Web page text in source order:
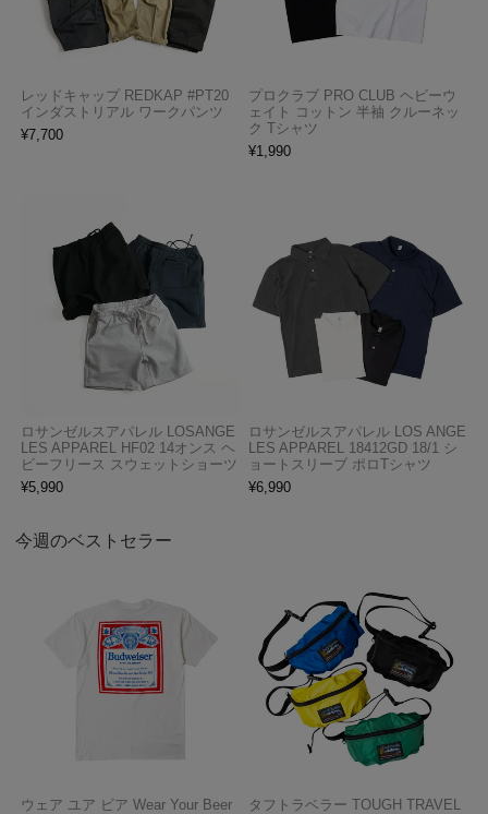
レッドキャップ REDKAP #PT20
インダストリアル ワークパンツ
¥7,700
プロクラブ PRO CLUB ヘビーウ
ェイト コットン 半袖 クルーネッ
ク Tシャツ
¥1,990
ロサンゼルスアパレル LOSANGE
LES APPAREL HF02 14オンス ヘ
ビーフリース スウェットショーツ
¥5,990
ロサンゼルスアパレル LOS ANGE
LES APPAREL 18412GD 18/1 シ
ョートスリーブ ポロTシャツ
¥6,990
今週のベストセラー
ウェア ユア ビア Wear Your Beer
タフトラベラー TOUGH TRAVEL